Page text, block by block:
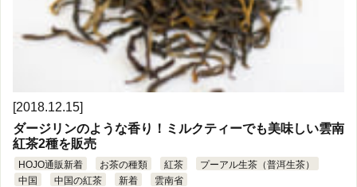
[2018.12.15]
ダージリンのような香り！ミルクティーでも美味しい雲南
紅茶2種を販売
HOJO通販新着 お茶の種類 紅茶
プーアル生茶（普洱生茶）
中国
中国の紅茶 新着 雲南省